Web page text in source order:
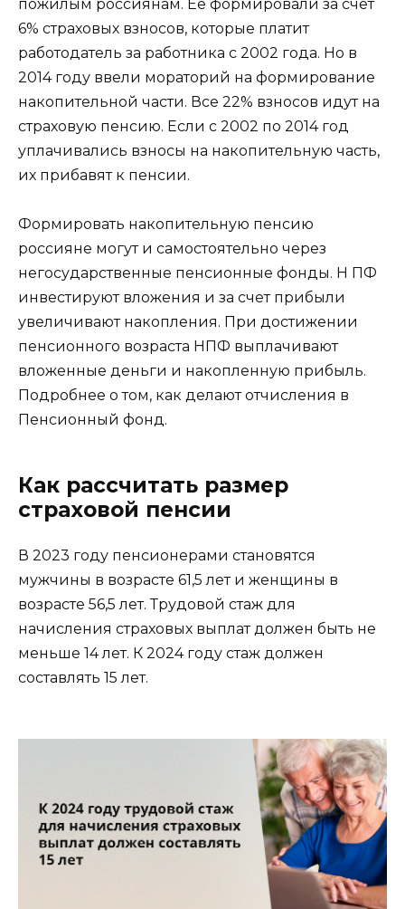
пожилым россиянам. Ее формировали за счет
6% страховых взносов, которые платит
работодатель за работника с 2002 года. Но в
2014 году ввели мораторий на формирование
накопительной части. Все 22% взносов идут на
страховую пенсию. Если с 2002 по 2014 год
уплачивались взносы на накопительную часть,
их прибавят к пенсии.
Формировать накопительную пенсию
россияне могут и самостоятельно через
негосударственные пенсионные фонды. Н ПФ
инвестируют вложения и за счет прибыли
увеличивают накопления. При достижении
пенсионного возраста НПФ выплачивают
вложенные деньги и накопленную прибыль.
Подробнее о том, как делают отчисления в
Пенсионный фонд.
Как рассчитать размер
страховой пенсии
В 2023 году пенсионерами становятся
мужчины в возрасте 61,5 лет и женщины в
возрасте 56,5 лет. Трудовой стаж для
начисления страховых выплат должен быть не
меньше 14 лет. К 2024 году стаж должен
составлять 15 лет.